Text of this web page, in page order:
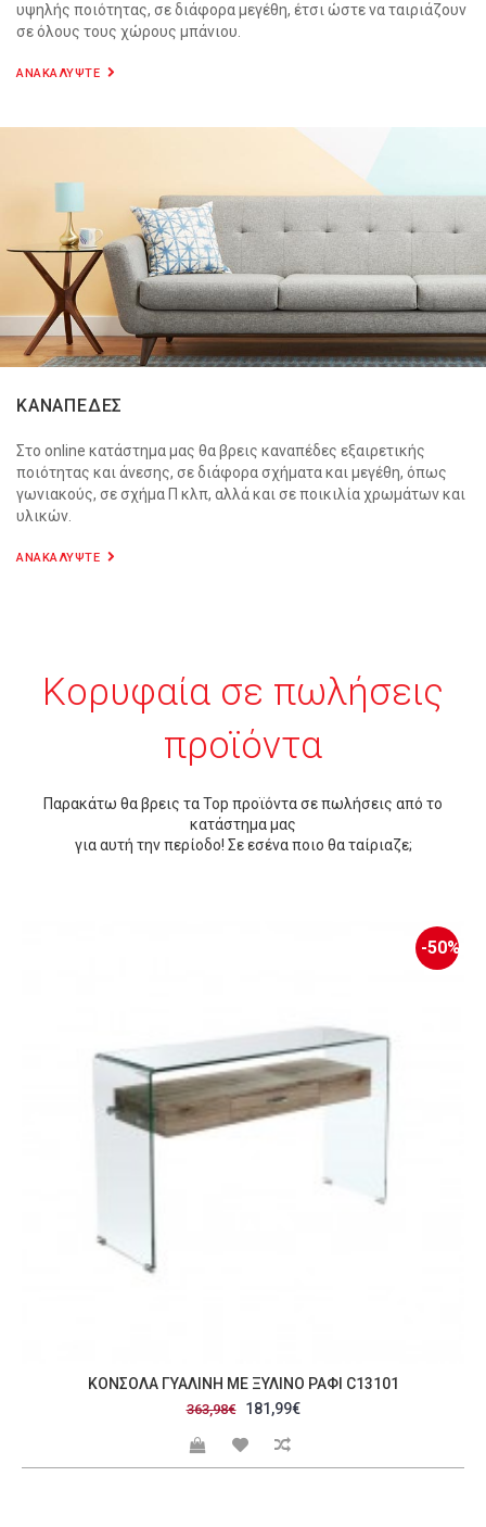
υψηλής ποιότητας, σε διάφορα μεγέθη, έτσι ώστε να ταιριάζουν
σε όλους τους χώρους μπάνιου.
ΑΝΑΚΑΛΥΨΤΕ
ΚΑΝΑΠΕΔΕΣ
Στο online κατάστημα μας θα βρεις καναπέδες εξαιρετικής
ποιότητας και άνεσης, σε διάφορα σχήματα και μεγέθη, όπως
γωνιακούς, σε σχήμα Π κλπ, αλλά και σε ποικιλία χρωμάτων και
υλικών.
ΑΝΑΚΑΛΥΨΤΕ
Κορυφαία σε πωλήσεις
προϊόντα
Παρακάτω θα βρεις τα Top προϊόντα σε πωλήσεις από το
κατάστημα μας
για αυτή την περίοδο! Σε εσένα ποιο θα ταίριαζε;
-50%
ΚΟΝΣΌΛΑ ΓΥΆΛΙΝΗ ΜΕ ΞΎΛΙΝΟ ΡΆΦΙ C13101
363,98€ 181,99€